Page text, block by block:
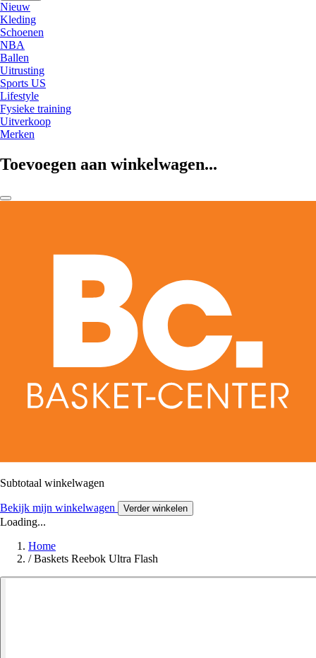
Nieuw
Kleding
Schoenen
NBA
Ballen
Uitrusting
Sports US
Lifestyle
Fysieke training
Uitverkoop
Merken
Toevoegen aan winkelwagen...
Subtotaal winkelwagen
Bekijk mijn winkelwagen Verder winkelen
Loading...
Home
/ Baskets Reebok Ultra Flash